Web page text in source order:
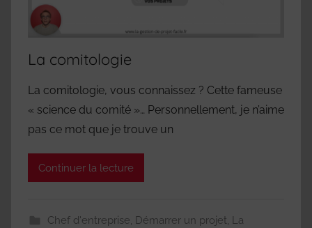
La comitologie
La comitologie, vous connaissez ? Cette fameuse
« science du comité »… Personnellement, je n’aime
pas ce mot que je trouve un
Continuer la lecture
Chef d'entreprise, Démarrer un projet, La